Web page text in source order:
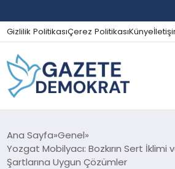
Gizlilik PolitikasıÇerez PolitikasıKünye
GÜNDEM
Ana Sayfa Genel
Yozgat Mobilyacı: Bozkırın Sert İklimi
Şartlarına Uygun Çözümler